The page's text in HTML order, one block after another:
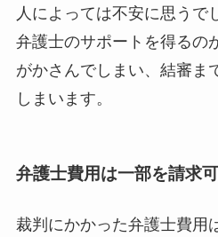
人によっては不安に思うで
弁護士のサポートを得るの
がかさんでしまい、結審ま
しまいます。
弁護士費用は一部を請求
裁判にかかった弁護士費用